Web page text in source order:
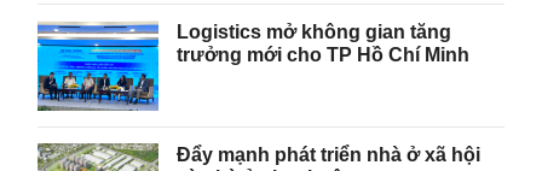
Logistics mở không gian tăng
trưởng mới cho TP Hồ Chí Minh
Đẩy mạnh phát triển nhà ở xã hội